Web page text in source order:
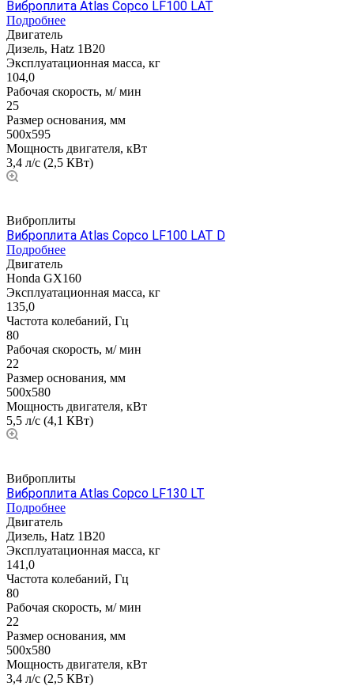
Виброплита Atlas Copco LF100 LAT
Подробнее
Двигатель
Дизель, Hatz 1B20
Эксплуатационная масса, кг
104,0
Рабочая скорость, м/ мин
25
Размер основания, мм
500х595
Мощность двигателя, кВт
3,4 л/с (2,5 КВт)
Виброплиты
Виброплита Atlas Copco LF100 LAT D
Подробнее
Двигатель
Honda GX160
Эксплуатационная масса, кг
135,0
Частота колебаний, Гц
80
Рабочая скорость, м/ мин
22
Размер основания, мм
500х580
Мощность двигателя, кВт
5,5 л/с (4,1 КВт)
Виброплиты
Виброплита Atlas Copco LF130 LT
Подробнее
Двигатель
Дизель, Hatz 1B20
Эксплуатационная масса, кг
141,0
Частота колебаний, Гц
80
Рабочая скорость, м/ мин
22
Размер основания, мм
500х580
Мощность двигателя, кВт
3,4 л/с (2,5 КВт)